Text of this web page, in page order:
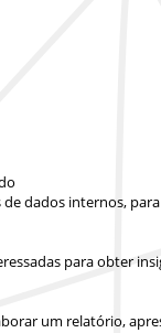
dados internos,
para obter
um relatório,